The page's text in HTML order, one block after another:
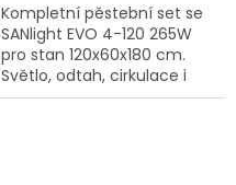
Kompletní pěstební set se
SANlight EVO 4-120 265W
pro stan 120x60x180 cm.
Světlo, odtah, cirkulace i
měření v jedné sestavě.